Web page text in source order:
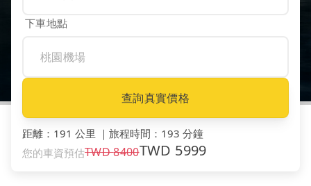
下車地點
查詢真實價格
距離 ： 191 公里 ｜ 旅程時間 ： 193 分鐘
您的車資預估TWD8400TWD 5999